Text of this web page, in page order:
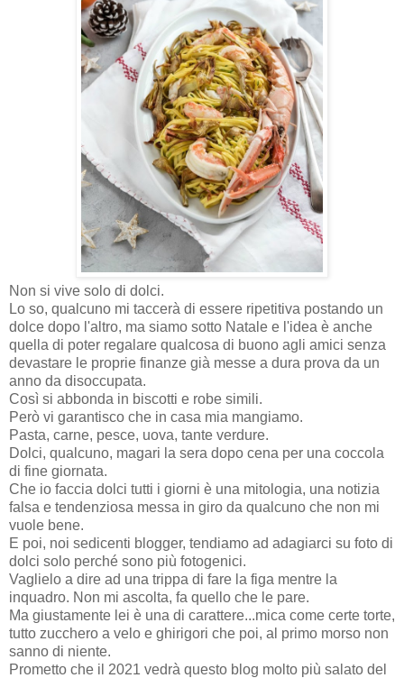
Non si vive solo di dolci.
Lo so, qualcuno mi taccerà di essere ripetitiva postando un
dolce dopo l'altro, ma siamo sotto Natale e l'idea è anche
quella di poter regalare qualcosa di buono agli amici senza
devastare le proprie finanze già messe a dura prova da un
anno da disoccupata.
Così si abbonda in biscotti e robe simili.
Però vi garantisco che in casa mia mangiamo.
Pasta, carne, pesce, uova, tante verdure.
Dolci, qualcuno, magari la sera dopo cena per una coccola
di fine giornata.
Che io faccia dolci tutti i giorni è una mitologia, una notizia
falsa e tendenziosa messa in giro da qualcuno che non mi
vuole bene.
E poi, noi sedicenti blogger, tendiamo ad adagiarci su foto di
dolci solo perché sono più fotogenici.
Vaglielo a dire ad una trippa di fare la figa mentre la
inquadro. Non mi ascolta, fa quello che le pare.
Ma giustamente lei è una di carattere...mica come certe torte,
tutto zucchero a velo e ghirigori che poi, al primo morso non
sanno di niente.
Prometto che il 2021 vedrà questo blog molto più salato del